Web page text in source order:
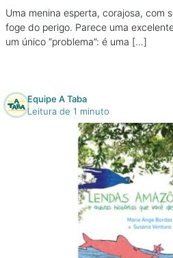
Uma menina esperta, corajosa, com
foge do perigo. Parece uma
um único “problema”: é uma […]
Equipe A Taba
Leitura de 1 minuto